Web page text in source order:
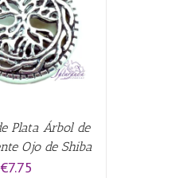
Plata Árbol de
Ojo de Shiba
€7.75